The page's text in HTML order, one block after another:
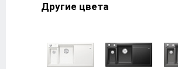
Другие цвета